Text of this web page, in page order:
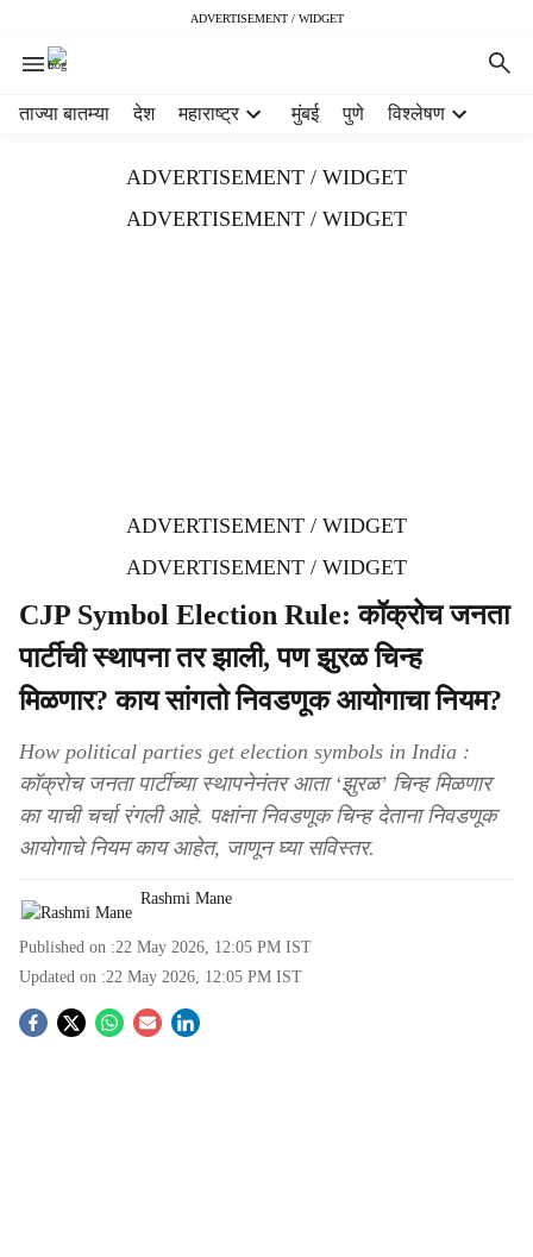
ADVERTISEMENT / WIDGET
ताज्या बातम्या देश महाराष्ट्र मुंबई पुणे विश्लेषण
ADVERTISEMENT / WIDGET
ADVERTISEMENT / WIDGET
ADVERTISEMENT / WIDGET
ADVERTISEMENT / WIDGET
CJP Symbol Election Rule: कॉक्रोच जनता
पार्टीची स्थापना तर झाली, पण झुरळ चिन्ह
मिळणार? काय सांगतो निवडणूक आयोगाचा नियम?
How political parties get election symbols in India :
कॉक्रोच जनता पार्टीच्या स्थापनेनंतर आता ‘झुरळ’ चिन्ह मिळणार
का याची चर्चा रंगली आहे. पक्षांना निवडणूक चिन्ह देताना निवडणूक
आयोगाचे नियम काय आहेत, जाणून घ्या सविस्तर.
Rashmi Mane
Published on :22 May 2026, 12:05 PM IST
Updated on :22 May 2026, 12:05 PM IST
S